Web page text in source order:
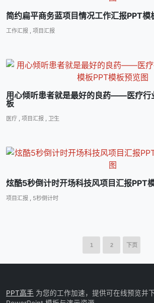
简约扁平商务蓝项目情况工作汇报PPT模
工作汇报 , 项目汇报
用心倾听患者就是最好的良药――医疗行
板
医疗 , 项目汇报 , 卫生
炫酷5秒倒计时开场科技风项目汇报PPT
项目汇报 , 5秒倒计时
1 2 下页
PPT高手 为您的工作加速，提供可在线预览并